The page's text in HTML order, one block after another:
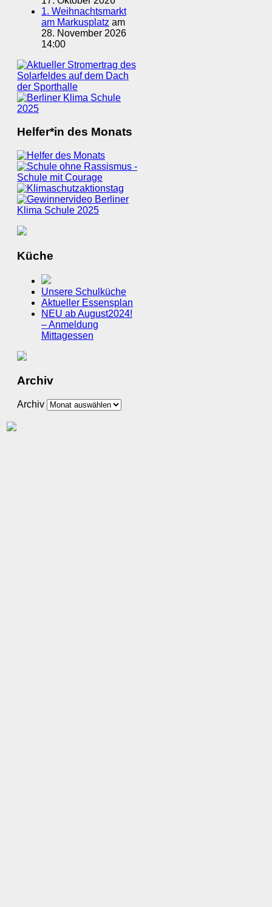
1. Weihnachtsmarkt
am Markusplatz am
28. November 2026
14:00
Helfer*in des Monats
Küche
Unsere Schulküche
Aktueller Essensplan
NEU ab August2024!
– Anmeldung
Mittagessen
Archiv
Archiv